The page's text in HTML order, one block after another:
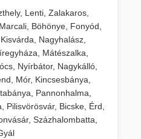
Lenti, Zalakaros,
Böhönye, Fonyód,
Nagyhalász,
Mátészalka,
Nyírbátor, Nagykálló,
Mór, Kincsesbánya,
Pannonhalma,
Pilisvörösvár, Bicske, Érd,
Százhalombatta,